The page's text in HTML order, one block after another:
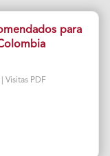
para
Visitas PDF